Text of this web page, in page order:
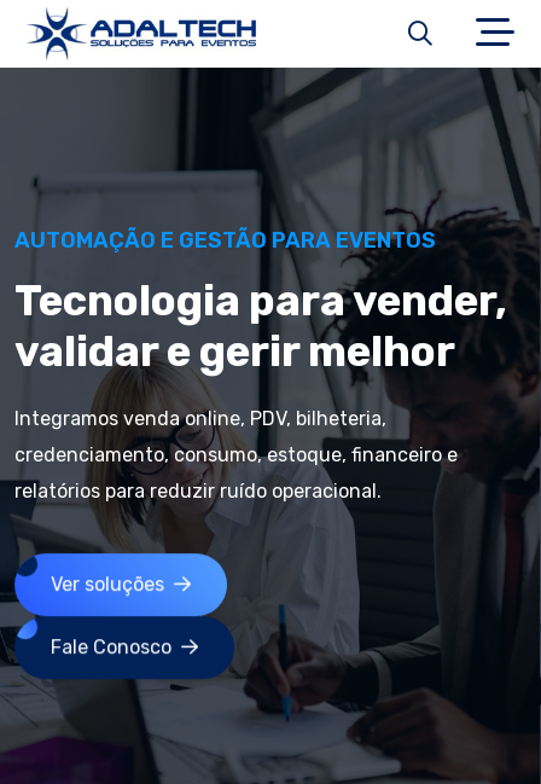
AUTOMAÇÃO E GESTÃO PARA EVENTOS
Tecnologia para vender,
validar e gerir melhor
Integramos venda online, PDV, bilheteria,
credenciamento, consumo, estoque, financeiro e
relatórios para reduzir ruído operacional.
Ver soluções
Fale Conosco